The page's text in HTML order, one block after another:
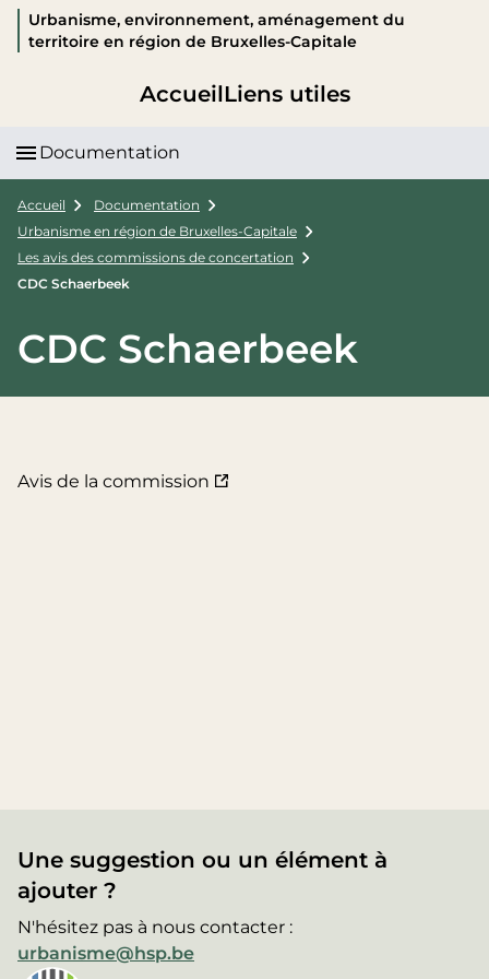
Urbanisme, environnement, aménagement du
territoire en région de Bruxelles-Capitale
AccueilLiens utiles
Documentation
Accueil
Documentation
Urbanisme en région de Bruxelles-Capitale
Les avis des commissions de concertation
CDC Schaerbeek
CDC Schaerbeek
Avis de la commission
Une suggestion ou un élément à
ajouter ?
N'hésitez pas à nous contacter :
urbanisme@hsp.be